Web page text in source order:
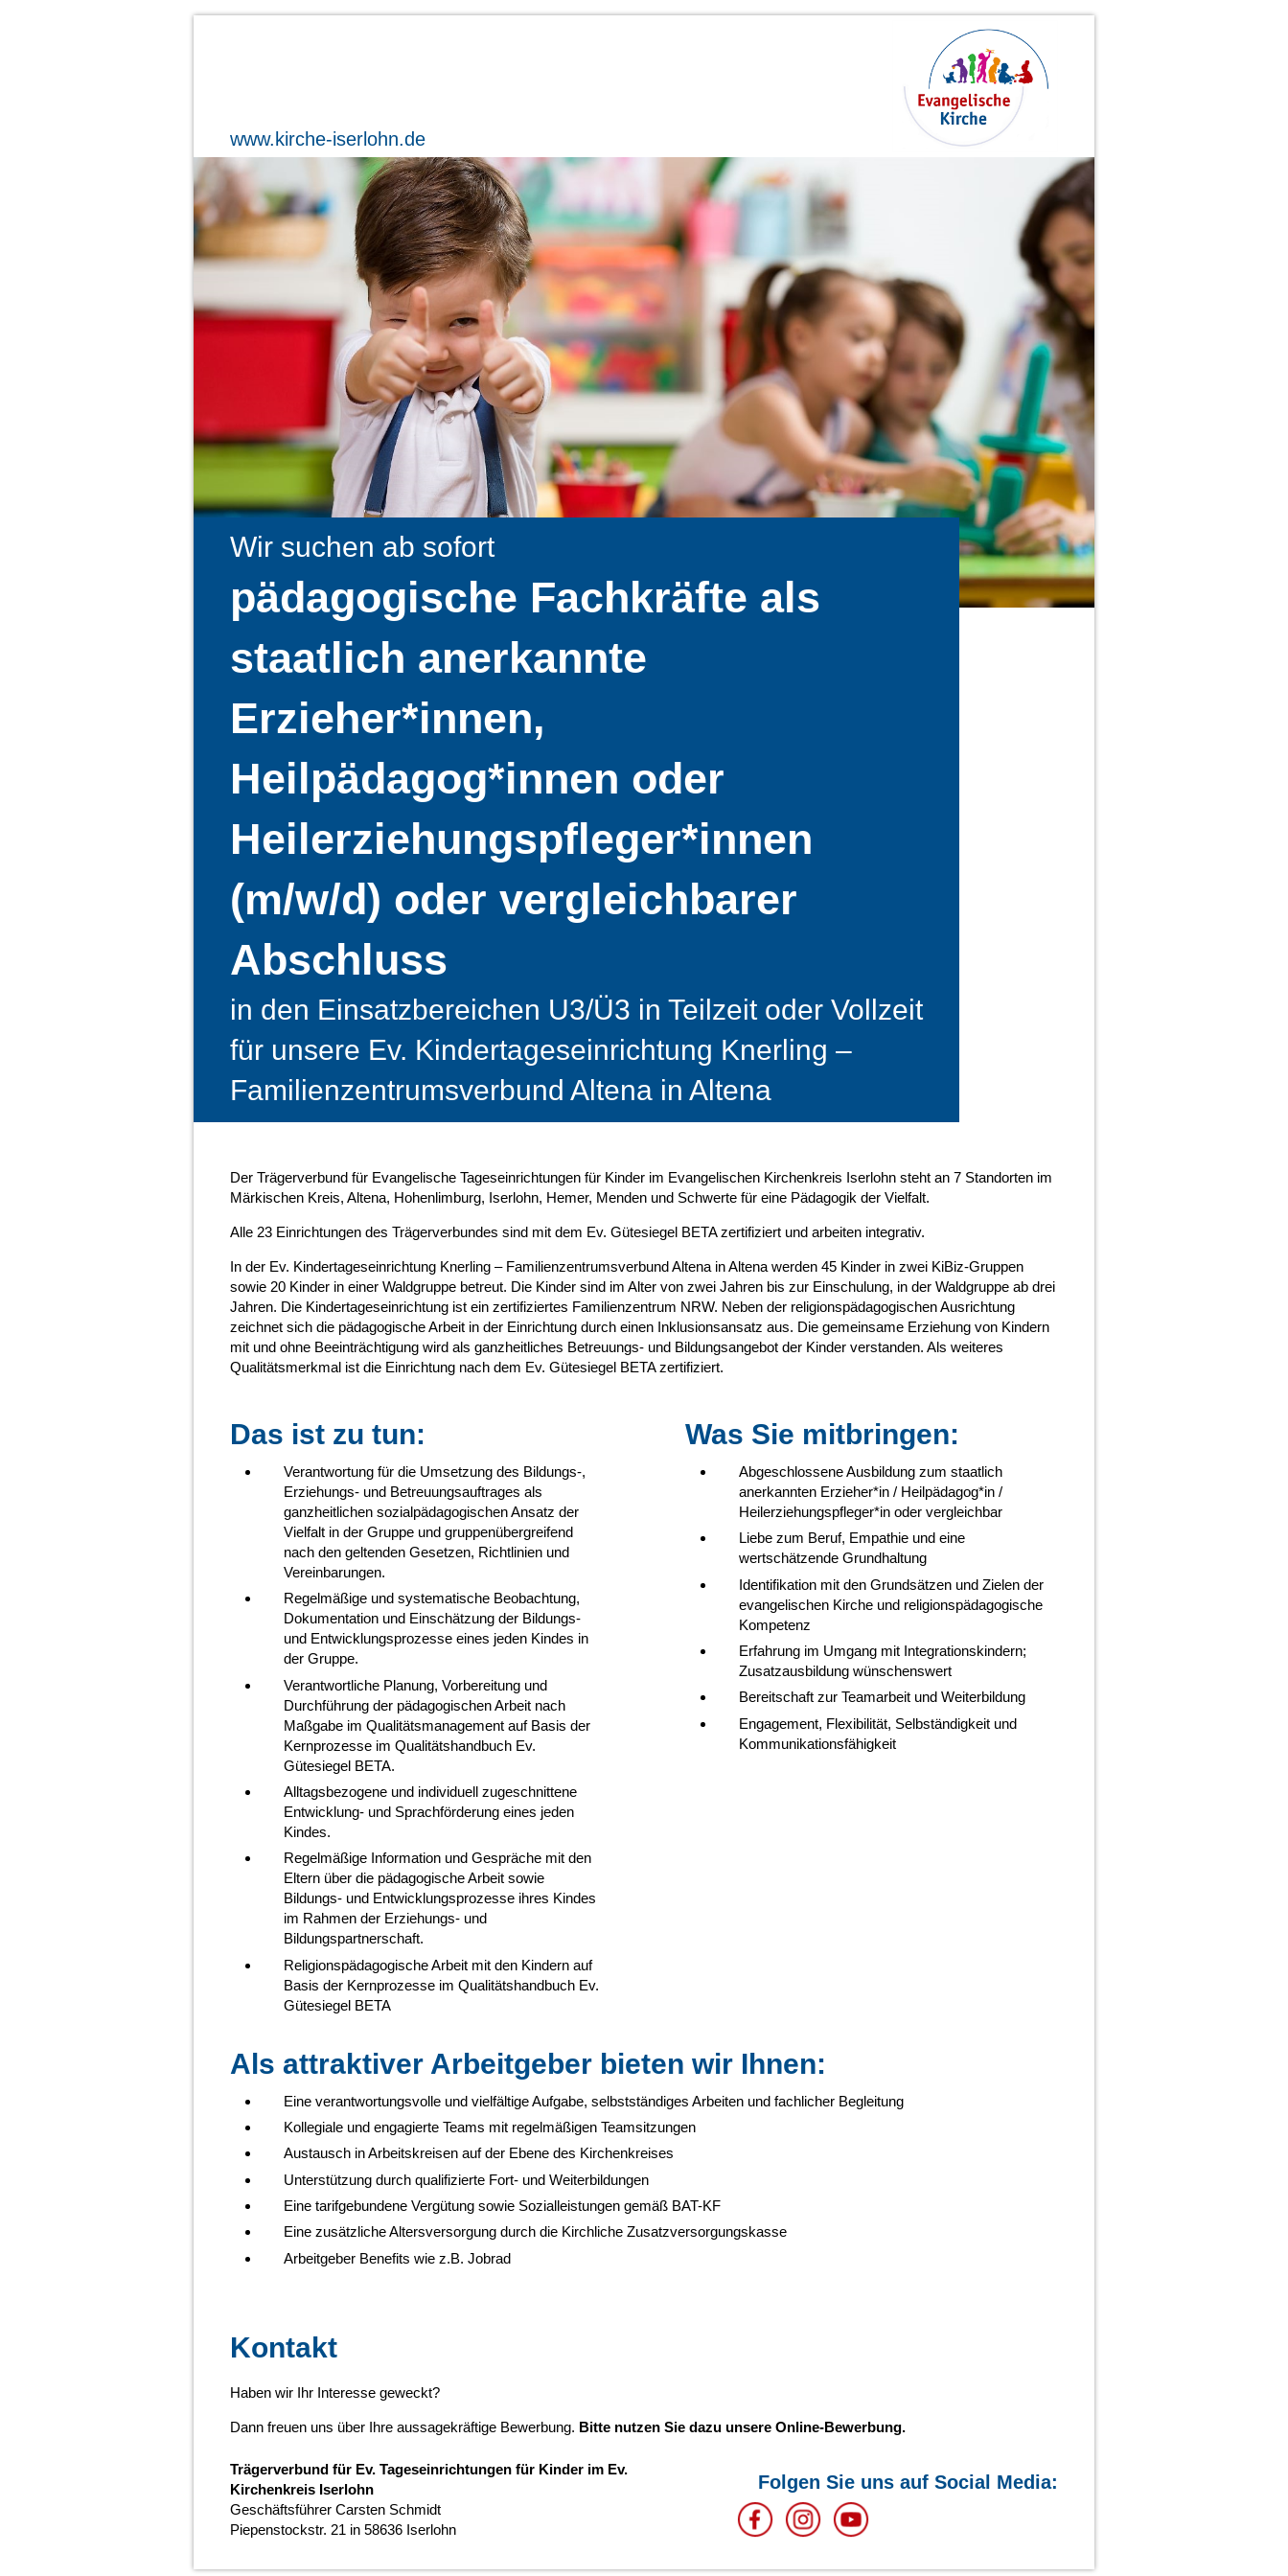
www.kirche-iserlohn.de
Wir suchen ab sofort
pädagogische Fachkräfte als
staatlich anerkannte
Erzieher*innen,
Heilpädagog*innen oder
Heilerziehungspfleger*innen
(m/w/d) oder vergleichbarer
Abschluss
in den Einsatzbereichen U3/Ü3 in Teilzeit oder Vollzeit
für unsere Ev. Kindertageseinrichtung Knerling –
Familienzentrumsverbund Altena in Altena
Der Trägerverbund für Evangelische Tageseinrichtungen für Kinder im Evangelischen Kirchenkreis Iserlohn steht an 7 Standorten im
Märkischen Kreis, Altena, Hohenlimburg, Iserlohn, Hemer, Menden und Schwerte für eine Pädagogik der Vielfalt.
Alle 23 Einrichtungen des Trägerverbundes sind mit dem Ev. Gütesiegel BETA zertifiziert und arbeiten integrativ.
In der Ev. Kindertageseinrichtung Knerling – Familienzentrumsverbund Altena in Altena werden 45 Kinder in zwei KiBiz-Gruppen
sowie 20 Kinder in einer Waldgruppe betreut. Die Kinder sind im Alter von zwei Jahren bis zur Einschulung, in der Waldgruppe ab drei
Jahren. Die Kindertageseinrichtung ist ein zertifiziertes Familienzentrum NRW. Neben der religionspädagogischen Ausrichtung
zeichnet sich die pädagogische Arbeit in der Einrichtung durch einen Inklusionsansatz aus. Die gemeinsame Erziehung von Kindern
mit und ohne Beeinträchtigung wird als ganzheitliches Betreuungs- und Bildungsangebot der Kinder verstanden. Als weiteres
Qualitätsmerkmal ist die Einrichtung nach dem Ev. Gütesiegel BETA zertifiziert.
Das ist zu tun:
Verantwortung für die Umsetzung des Bildungs-,
Erziehungs- und Betreuungsauftrages als
ganzheitlichen sozialpädagogischen Ansatz der
Vielfalt in der Gruppe und gruppenübergreifend
nach den geltenden Gesetzen, Richtlinien und
Vereinbarungen.
Regelmäßige und systematische Beobachtung,
Dokumentation und Einschätzung der Bildungs-
und Entwicklungsprozesse eines jeden Kindes in
der Gruppe.
Verantwortliche Planung, Vorbereitung und
Durchführung der pädagogischen Arbeit nach
Maßgabe im Qualitätsmanagement auf Basis der
Kernprozesse im Qualitätshandbuch Ev.
Gütesiegel BETA.
Alltagsbezogene und individuell zugeschnittene
Entwicklung- und Sprachförderung eines jeden
Kindes.
Regelmäßige Information und Gespräche mit den
Eltern über die pädagogische Arbeit sowie
Bildungs- und Entwicklungsprozesse ihres Kindes
im Rahmen der Erziehungs- und
Bildungspartnerschaft.
Religionspädagogische Arbeit mit den Kindern auf
Basis der Kernprozesse im Qualitätshandbuch Ev.
Gütesiegel BETA
Was Sie mitbringen:
Abgeschlossene Ausbildung zum staatlich
anerkannten Erzieher*in / Heilpädagog*in /
Heilerziehungspfleger*in oder vergleichbar
Liebe zum Beruf, Empathie und eine
wertschätzende Grundhaltung
Identifikation mit den Grundsätzen und Zielen der
evangelischen Kirche und religionspädagogische
Kompetenz
Erfahrung im Umgang mit Integrationskindern;
Zusatzausbildung wünschenswert
Bereitschaft zur Teamarbeit und Weiterbildung
Engagement, Flexibilität, Selbständigkeit und
Kommunikationsfähigkeit
Als attraktiver Arbeitgeber bieten wir Ihnen:
Eine verantwortungsvolle und vielfältige Aufgabe, selbstständiges Arbeiten und fachlicher Begleitung
Kollegiale und engagierte Teams mit regelmäßigen Teamsitzungen
Austausch in Arbeitskreisen auf der Ebene des Kirchenkreises
Unterstützung durch qualifizierte Fort- und Weiterbildungen
Eine tarifgebundene Vergütung sowie Sozialleistungen gemäß BAT-KF
Eine zusätzliche Altersversorgung durch die Kirchliche Zusatzversorgungskasse
Arbeitgeber Benefits wie z.B. Jobrad
Kontakt
Haben wir Ihr Interesse geweckt?
Dann freuen uns über Ihre aussagekräftige Bewerbung. Bitte nutzen Sie dazu unsere Online-Bewerbung.
Trägerverbund für Ev. Tageseinrichtungen für Kinder im Ev.
Kirchenkreis Iserlohn
Geschäftsführer Carsten Schmidt
Piepenstockstr. 21 in 58636 Iserlohn
Folgen Sie uns auf Social Media: